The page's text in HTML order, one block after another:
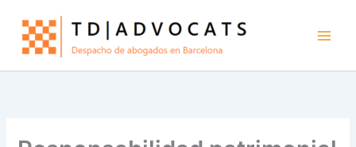
contenido